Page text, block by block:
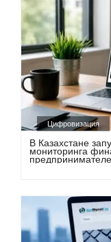
Цифровизация
В Казахстане
мониторинга